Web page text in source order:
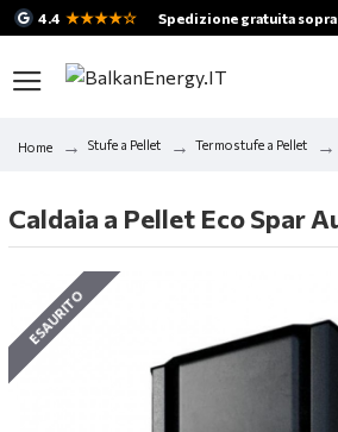
4.4 ★★★★☆ Spedizione gratuita sopra
Home Stufe a Pellet Termostufe a Pellet
Caldaia a Pellet Eco Spar
ESAURITO